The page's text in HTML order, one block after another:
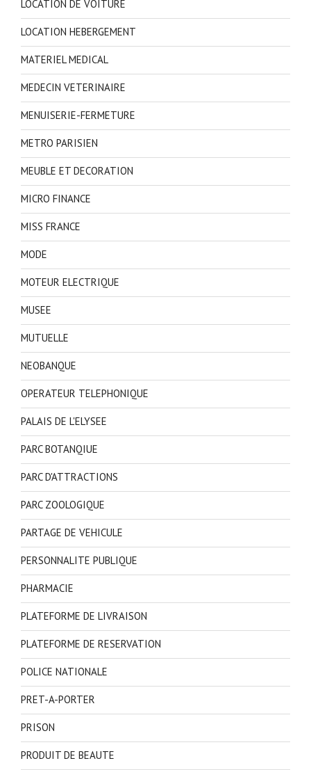
LOCATION DE VOITURE
LOCATION HEBERGEMENT
MATERIEL MEDICAL
MEDECIN VETERINAIRE
MENUISERIE-FERMETURE
METRO PARISIEN
MEUBLE ET DECORATION
MICRO FINANCE
MISS FRANCE
MODE
MOTEUR ELECTRIQUE
MUSEE
MUTUELLE
NEOBANQUE
OPERATEUR TELEPHONIQUE
PALAIS DE L'ELYSEE
PARC BOTANQIUE
PARC D'ATTRACTIONS
PARC ZOOLOGIQUE
PARTAGE DE VEHICULE
PERSONNALITE PUBLIQUE
PHARMACIE
PLATEFORME DE LIVRAISON
PLATEFORME DE RESERVATION
POLICE NATIONALE
PRET-A-PORTER
PRISON
PRODUIT DE BEAUTE